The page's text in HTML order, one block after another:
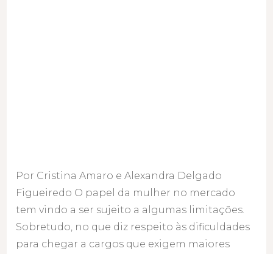
Por Cristina Amaro e Alexandra Delgado
Figueiredo O papel da mulher no mercado
tem vindo a ser sujeito a algumas limitações.
Sobretudo, no que diz respeito às dificuldades
para chegar a cargos que exigem maiores